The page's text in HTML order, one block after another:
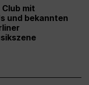
Club mit
und bekannten